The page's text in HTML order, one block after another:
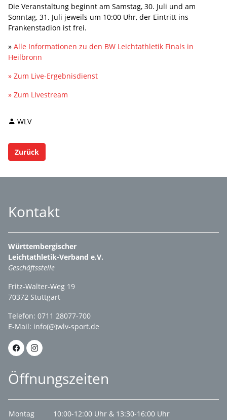
Die Veranstaltung beginnt am Samstag, 30. Juli und am
Sonntag, 31. Juli jeweils um 10:00 Uhr, der Eintritt ins
Frankenstadion ist frei.
» Alle Informationen zu den BW Leichtathletik Finals in
Heilbronn
» Zum Live-Ergebnisdienst
» Zum LIvestream
WLV
Zurück
Kontakt
Württembergischer
Leichtathletik-Verband e.V.
Geschäftsstelle
Fritz-Walter-Weg 19
70372 Stuttgart
Telefon: 0711 28077-700
E-Mail: info(@)wlv-sport.de
Öffnungszeiten
Montag 10:00-12:00 Uhr & 13:30-16:00 Uhr